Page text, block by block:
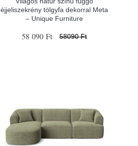
éjjeliszekrény tölgyfa dekorral Meta
– Unique Furniture
58 090 Ft 58090 Ft